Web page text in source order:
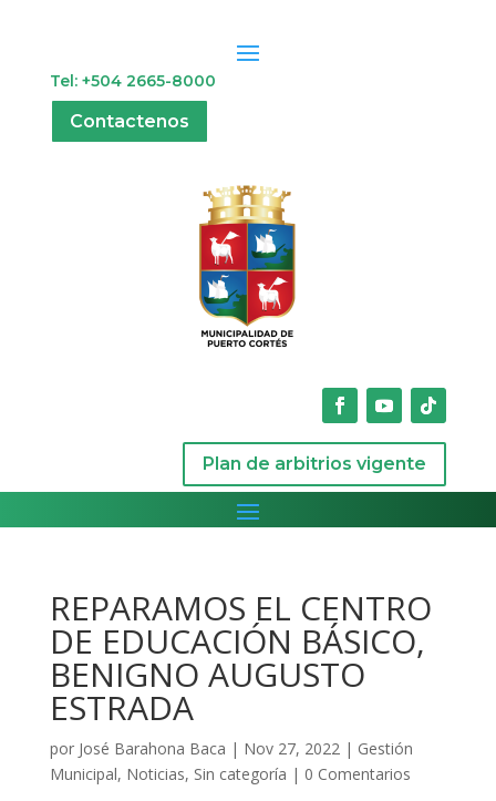
Tel: +504 2665-8000
Contactenos
Plan de arbitrios vigente
REPARAMOS EL CENTRO
DE EDUCACIÓN BÁSICO,
BENIGNO AUGUSTO
ESTRADA
por José Barahona Baca | Nov 27, 2022| Gestión
Municipal, Noticias, Sin categoría | 0 Comentarios